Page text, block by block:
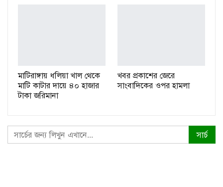
মাটিরাঙ্গায় ধলিয়া খাল থেকে
মাটি কাটার দায়ে ৪০ হাজার
টাকা জরিমানা
খবর প্রকাশের জেরে
সাংবাদিকের ওপর হামলা